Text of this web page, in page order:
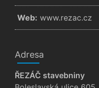
Web: www.rezac.cz
Adresa
ŘEZÁČ stavebniny